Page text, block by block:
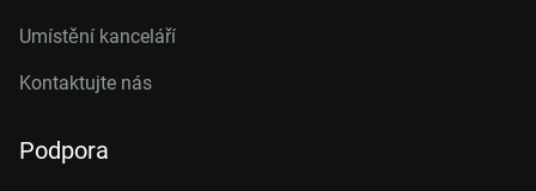
Umístění kanceláří
Kontaktujte nás
Podpora